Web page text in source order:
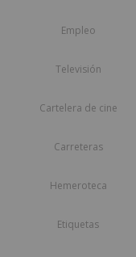
Empleo
Televisión
Cartelera de cine
Carreteras
Hemeroteca
Etiquetas